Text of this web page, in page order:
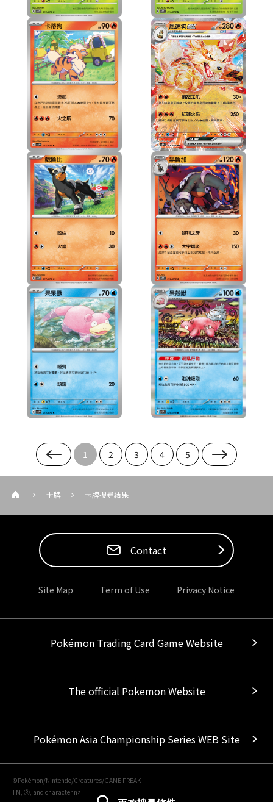
1 2 3 4 5
卡牌 卡牌搜尋結果
Contact
Site Map Term of Use Privacy Notice
Pokémon Trading Card Game Website
The official Pokemon Website
Pokémon Asia Championship Series WEB Site
©Pokémon/Nintendo/Creatures/GAME FREAK
TM, Ⓡ, and character names are trademarks of Nintendo.